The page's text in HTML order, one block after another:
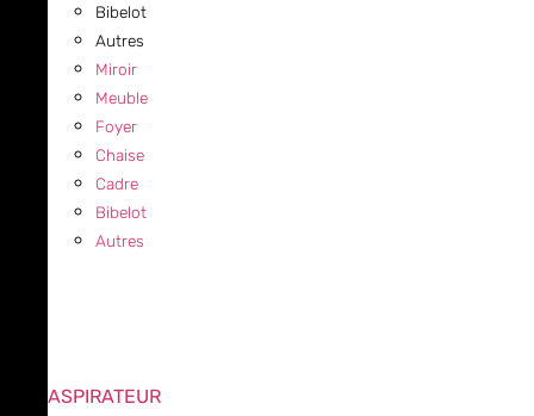
Bibelot
Autres
Miroir
Meuble
Foyer
Chaise
Cadre
Bibelot
Autres
ASPIRATEUR